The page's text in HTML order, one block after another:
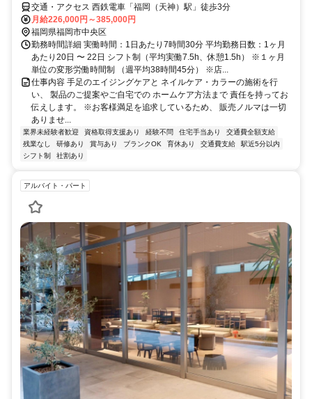
交通・アクセス 西鉄電車「福岡（天神）駅」徒歩3分
月給226,000円～385,000円
福岡県福岡市中央区
勤務時間詳細 実働時間：1日あたり7時間30分 平均勤務日数：1ヶ月
あたり20日 〜 22日 シフト制（平均実働7.5h、休憩1.5h） ※１ヶ月
単位の変形労働時間制 （週平均38時間45分） ※店...
仕事内容 手足のエイジングケアと ネイルケア・カラーの施術を行
い、 製品のご提案やご自宅での ホームケア方法まで 責任を持ってお
伝えします。 ※お客様満足を追求しているため、 販売ノルマは一切
ありませ...
業界未経験者歓迎 資格取得支援あり 経験不問 住宅手当あり
交通費全額支給
残業なし
研修あり 賞与あり ブランクOK 育休あり 交通費支給
駅近5分以内
シフト制
社割あり
アルバイト・パート